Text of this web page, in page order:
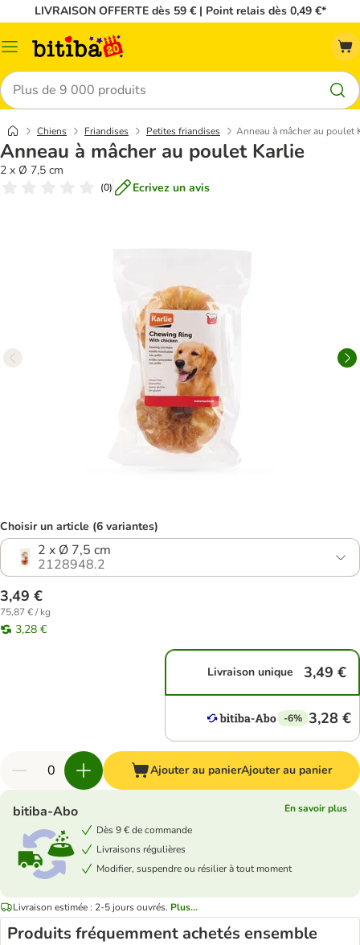
LIVRAISON OFFERTE dès 59 € | Point relais dès 0,49 €*
Menu
Rechercher
Chiens Friandises Petites friandises Anneau à mâcher au poulet
Anneau à mâcher au poulet Karlie
2 x Ø 7,5 cm
(0) Ecrivez un avis
Choisir un article (6 variantes)
2 x Ø 7,5 cm
2128948.2
3,49 €
75,87 € / kg
3,28 €
Livraison unique 3,49 €
-6% 3,28 €
Ajouter au panierAjouter au panier
bitiba-Abo
En savoir plus
Dès 9 € de commande
Livraisons régulières
Modifier, suspendre ou résilier à tout moment
Livraison estimée : 2-5 jours ouvrés. Plus...
Produits fréquemment achetés ensemble